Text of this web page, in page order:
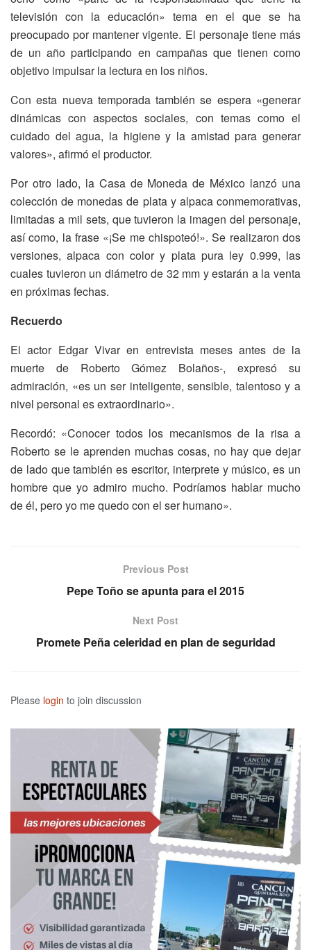
televisión con la educación» tema en el que se ha
preocupado por mantener vigente. El personaje tiene más
de un año participando en campañas que tienen como
objetivo impulsar la lectura en los niños.
Con esta nueva temporada también se espera «generar
dinámicas con aspectos sociales, con temas como el
cuidado del agua, la higiene y la amistad para generar
valores», afirmó el productor.
Por otro lado, la Casa de Moneda de México lanzó una
colección de monedas de plata y alpaca conmemorativas,
limitadas a mil sets, que tuvieron la imagen del personaje,
así como, la frase «¡Se me chispoteó!». Se realizaron dos
versiones, alpaca con color y plata pura ley 0.999, las
cuales tuvieron un diámetro de 32 mm y estarán a la venta
en próximas fechas.
Recuerdo
El actor Edgar Vivar en entrevista meses antes de la
muerte de Roberto Gómez Bolaños-, expresó su
admiración, «es un ser inteligente, sensible, talentoso y a
nivel personal es extraordinario».
Recordó: «Conocer todos los mecanismos de la risa a
Roberto se le aprenden muchas cosas, no hay que dejar
de lado que también es escritor, interprete y músico, es un
hombre que yo admiro mucho. Podríamos hablar mucho
de él, pero yo me quedo con el ser humano».
Previous Post
Pepe Toño se apunta para el 2015
Next Post
Promete Peña celeridad en plan de seguridad
Please login to join discussion